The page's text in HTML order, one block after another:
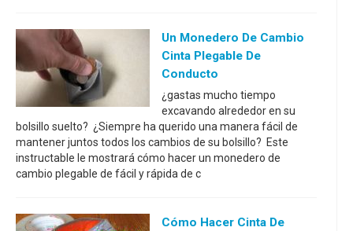
Un Monedero De Cambio
Cinta Plegable De
Conducto
¿gastas mucho tiempo
excavando alrededor en su
bolsillo suelto? ¿Siempre ha querido una manera fácil de
mantener juntos todos los cambios de su bolsillo? Este
instructable le mostrará cómo hacer un monedero de
cambio plegable de fácil y rápida de c
Cómo Hacer Cinta De